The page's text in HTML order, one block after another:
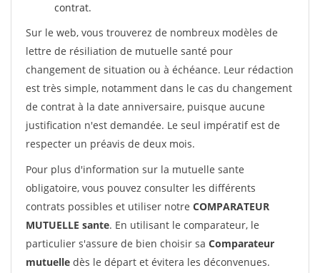
contrat.
Sur le web, vous trouverez de nombreux modèles de
lettre de résiliation de mutuelle santé pour
changement de situation ou à échéance. Leur rédaction
est très simple, notamment dans le cas du changement
de contrat à la date anniversaire, puisque aucune
justification n'est demandée. Le seul impératif est de
respecter un préavis de deux mois.
Pour plus d'information sur la mutuelle sante
obligatoire, vous pouvez consulter les différents
contrats possibles et utiliser notre COMPARATEUR
MUTUELLE sante. En utilisant le comparateur, le
particulier s'assure de bien choisir sa Comparateur
mutuelle dès le départ et évitera les déconvenues.